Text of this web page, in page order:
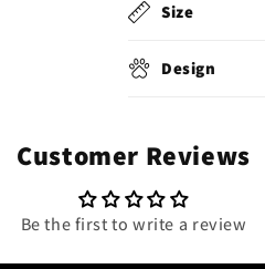
Size
Design
Customer Reviews
Be the first to write a review